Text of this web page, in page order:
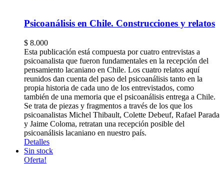
Psicoanálisis en Chile. Construcciones y relatos
$ 8.000
Esta publicación está compuesta por cuatro entrevistas a
psicoanalista que fueron fundamentales en la recepción del
pensamiento lacaniano en Chile. Los cuatro relatos aquí
reunidos dan cuenta del paso del psicoanálisis tanto en la
propia historia de cada uno de los entrevistados, como
también de una memoria que el psicoanálisis entrega a Chile.
Se trata de piezas y fragmentos a través de los que los
psicoanalistas Michel Thibault, Colette Debeuf, Rafael Parada
y Jaime Coloma, retratan una recepción posible del
psicoanálisis lacaniano en nuestro país.
Detalles
Sin stock
Oferta!